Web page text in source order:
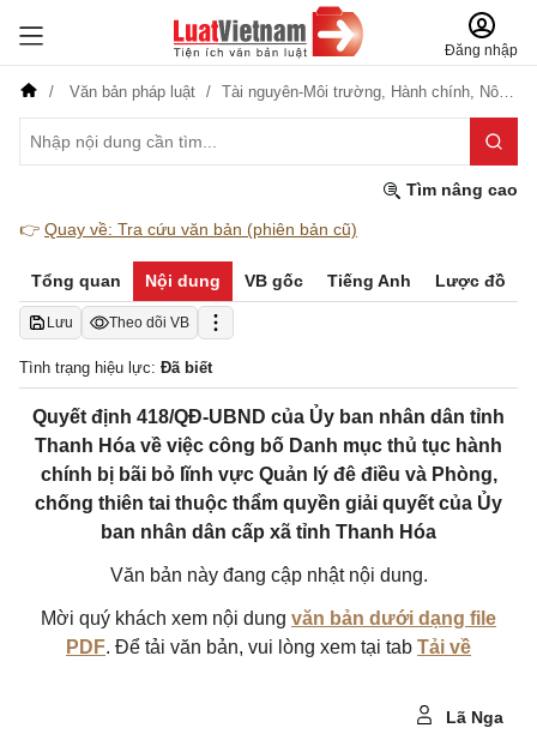
Đăng nhập
Văn bản pháp luật Tài nguyên-Môi trường, Hành chính, Nông nghiệp-Lâm nghiệp
Tìm nâng cao
👉 Quay về: Tra cứu văn bản (phiên bản cũ)
Tổng quan Nội dung VB gốc Tiếng Anh Lược đồ
Lưu Theo dõi VB
Tình trạng hiệu lực: Đã biết
Quyết định 418/QĐ-UBND của Ủy ban nhân dân tỉnh
Thanh Hóa về việc công bố Danh mục thủ tục hành
chính bị bãi bỏ lĩnh vực Quản lý đê điều và Phòng,
chống thiên tai thuộc thẩm quyền giải quyết của Ủy
ban nhân dân cấp xã tỉnh Thanh Hóa
Văn bản này đang cập nhật nội dung.
Mời quý khách xem nội dung văn bản dưới dạng file
PDF. Để tải văn bản, vui lòng xem tại tab Tải về
Lã Nga